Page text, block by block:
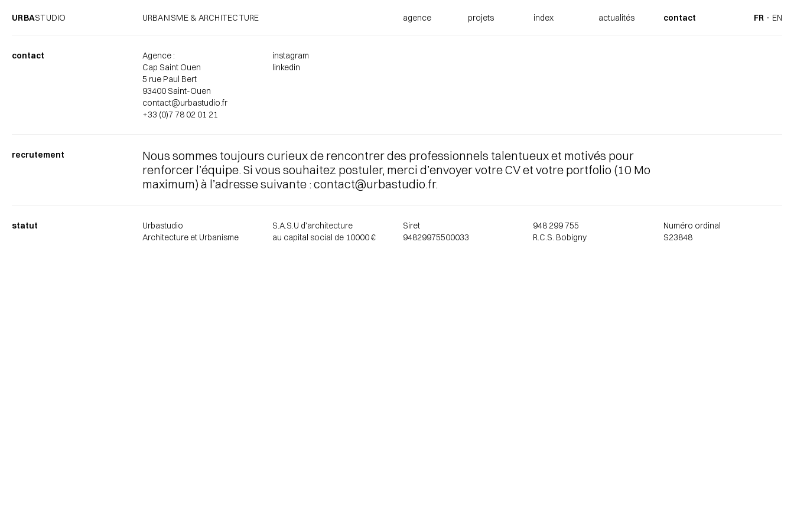
URBASTUDIO URBANISME & ARCHITECTURE agence projets index actualités contact EN
FR
contact
Agence :
Cap Saint Ouen
5 rue Paul Bert
93400 Saint-Ouen
contact@urbastudio.fr
+33 (0)7 78 02 01 21
instagram
linkedin
recrutement
Nous sommes toujours curieux de rencontrer des professionnels talentueux et motivés pour
renforcer l’équipe. Si vous souhaitez postuler, merci d’envoyer votre CV et votre portfolio (10 Mo
maximum) à l’adresse suivante : contact@urbastudio.fr.
statut
Urbastudio
Architecture et Urbanisme
S.A.S.U d’architecture
au capital social de 10000 €
Siret
94829975500033
948 299 755
R.C.S. Bobigny
Numéro ordinal
S23848